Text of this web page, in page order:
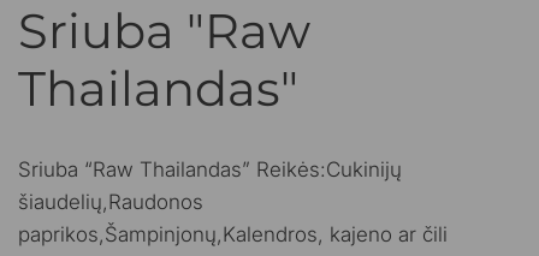
Sriuba "Raw
Thailandas"
Sriuba “Raw Thailandas” Reikės:Cukinijų
šiaudelių,Raudonos
paprikos,Šampinjonų,Kalendros, kajeno ar čili